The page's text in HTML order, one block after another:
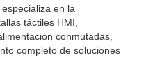
en la
táctiles HMI,
conmutadas,
completo de soluciones